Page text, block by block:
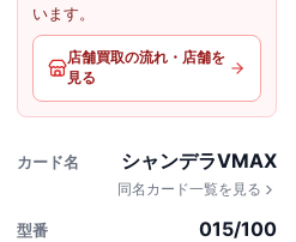
います。
店舗買取の流れ・店舗を
見る
カード名 シャンデラVMAX
同名カード一覧を見る
型番 015/100